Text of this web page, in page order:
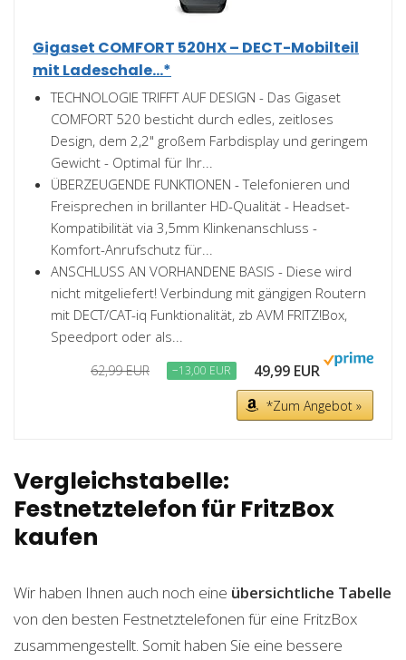
Gigaset COMFORT 520HX – DECT-Mobilteil
mit Ladeschale...*
TECHNOLOGIE TRIFFT AUF DESIGN - Das Gigaset
COMFORT 520 besticht durch edles, zeitloses
Design, dem 2,2" großem Farbdisplay und geringem
Gewicht - Optimal für Ihr...
ÜBERZEUGENDE FUNKTIONEN - Telefonieren und
Freisprechen in brillanter HD-Qualität - Headset-
Kompatibilität via 3,5mm Klinkenanschluss -
Komfort-Anrufschutz für...
ANSCHLUSS AN VORHANDENE BASIS - Diese wird
nicht mitgeliefert! Verbindung mit gängigen Routern
mit DECT/CAT-iq Funktionalität, zb AVM FRITZ!Box,
Speedport oder als...
62,99 EUR −13,00 EUR 49,99 EUR
*Zum Angebot »
Vergleichstabelle:
Festnetztelefon für FritzBox
kaufen
Wir haben Ihnen auch noch eine übersichtliche Tabelle
von den besten Festnetztelefonen für eine FritzBox
zusammengestellt. Somit haben Sie eine bessere